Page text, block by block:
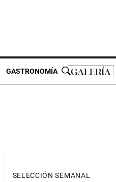
GASTRONOMÍA
SELECCIÓN SEMANAL